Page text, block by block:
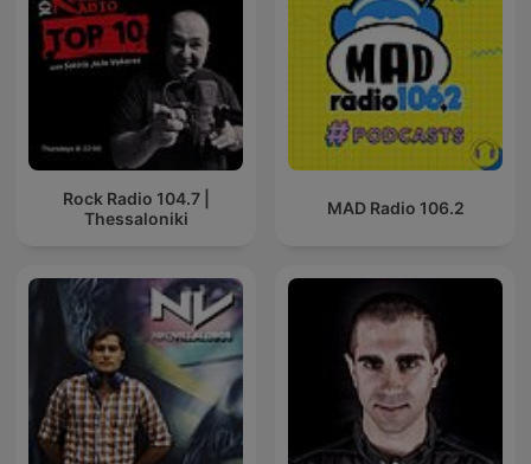
Rock Radio 104.7 |
Thessaloniki
MAD Radio 106.2